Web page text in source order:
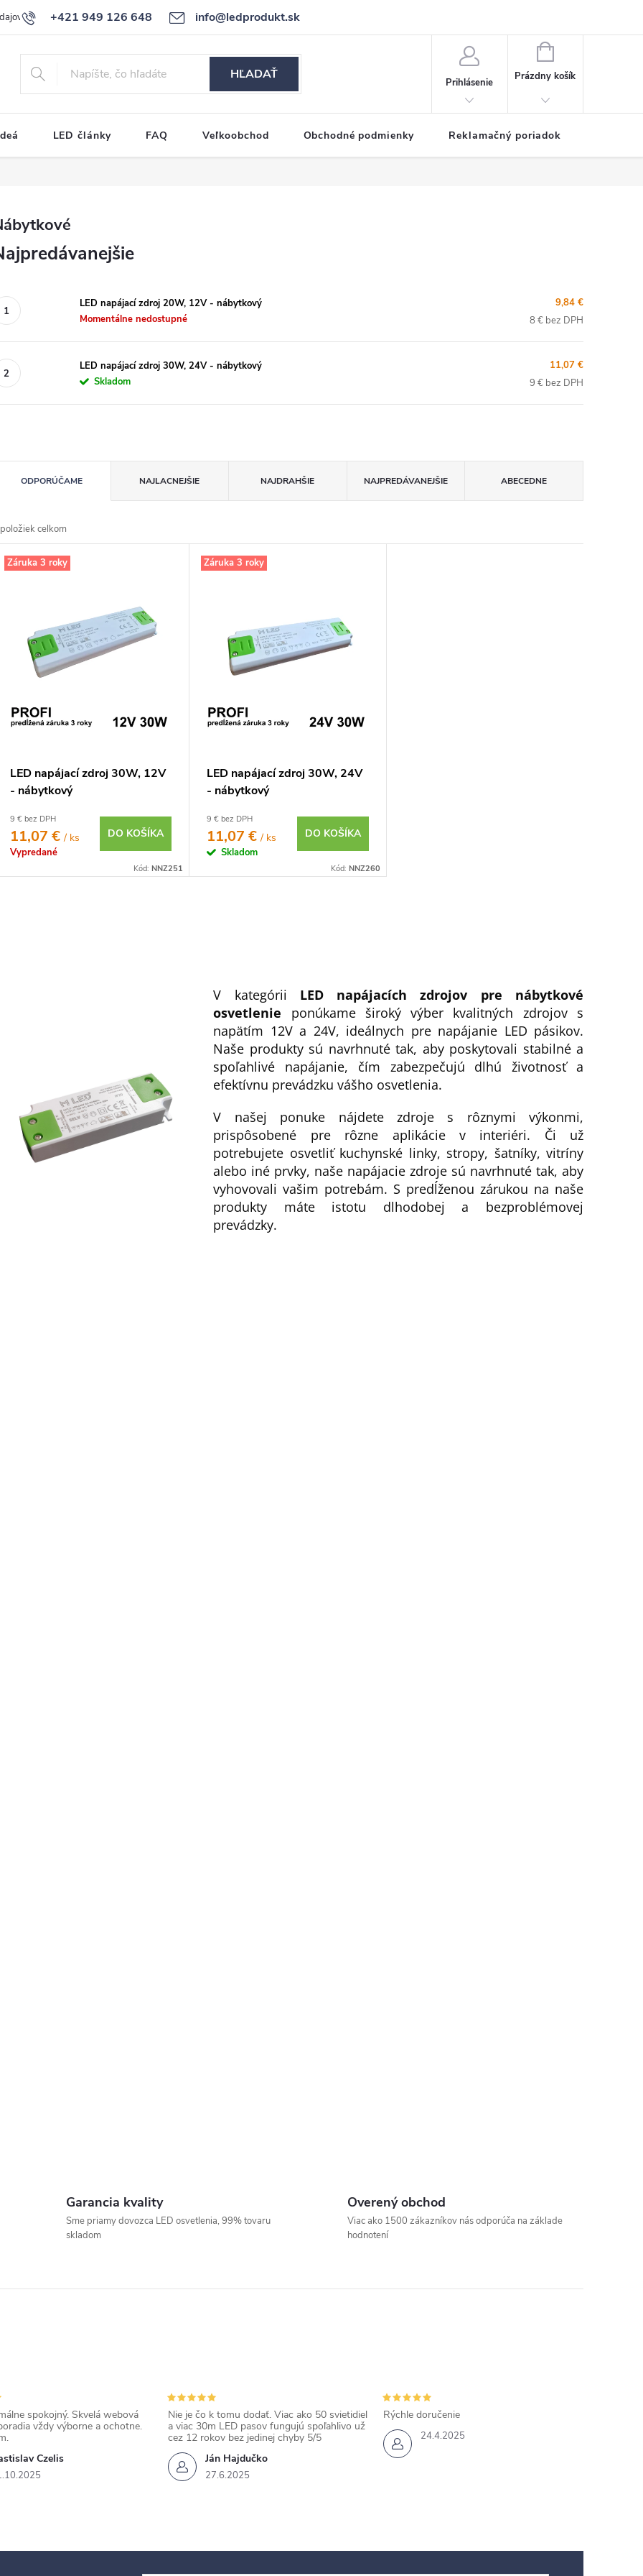
+421 949 126 648 info@ledprodukt.sk
Reklamačný poriadok
HĽADAŤ
Prihlásenie
NÁKUPNÝ
KOŠÍK
Prázdny košík
LED články FAQ Veľkoobchod Obchodné podmienky Reklamačný poriadok
LED napájací zdroj 20W, 12V - nábytkový
Momentálne nedostupné
9,84 €
8 € bez DPH
LED napájací zdroj 30W, 24V - nábytkový
Skladom
11,07 €
9 € bez DPH
ODPORÚČAME NAJLACNEJŠIE NAJDRAHŠIE NAJPREDÁVANEJŠIE ABECEDNE
položiek celkom
Záruka 3 roky
LED napájací zdroj 30W, 12V
- nábytkový
9 € bez DPH
11,07 €/ ks
Vypredané
DO KOŠÍKA
Kód:NNZ251
Záruka 3 roky
LED napájací zdroj 30W, 24V
- nábytkový
9 € bez DPH
11,07 €/ ks
Skladom
DO KOŠÍKA
Kód: NNZ260
V kategórii LED napájacích zdrojov pre nábytkové
osvetlenie ponúkame široký výber kvalitných zdrojov s
napätím 12V a 24V, ideálnych pre napájanie LED pásikov.
Naše produkty sú navrhnuté tak, aby poskytovali stabilné a
spoľahlivé napájanie, čím zabezpečujú dlhú životnosť a
efektívnu prevádzku vášho osvetlenia.
V našej ponuke nájdete zdroje s rôznymi výkonmi,
prispôsobené pre rôzne aplikácie v interiéri. Či už
potrebujete osvetliť kuchynské linky, stropy, šatníky, vitríny
alebo iné prvky, naše napájacie zdroje sú navrhnuté tak, aby
vyhovovali vašim potrebám. S predĺženou zárukou na naše
produkty máte istotu dlhodobej a bezproblémovej
prevádzky.
Garancia kvality
Sme priamy dovozca LED osvetlenia, 99% tovaru
skladom
Overený obchod
Viac ako 1500 zákazníkov nás odporúča na základe
hodnotení
Czelis
spokojný. Skvelá webová
vždy výborne a ochotne.
Ján Hajdučko
27.6.2025
Nie je čo k tomu dodať. Viac ako 50 svietidiel
a viac 30m LED pasov fungujú spoľahlivo už
cez 12 rokov bez jedinej chyby 5/5
24.4.2025
Rýchle doručenie